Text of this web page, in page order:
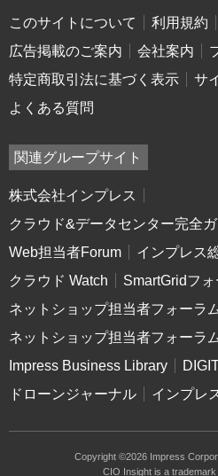
このサイトについて 利用規約
広告掲載のご案内
会社案内
特定商取引法に基づく表示
サ
よくある質問
関連グループサイト
株式会社インプレス
クラウド&データセンター完全
Web担当者Forum
インプレス
クラウド Watch
SmartGridフォ
ネットショップ担当者フォーラ
ネットショップ担当者フォーラ
Impress Business Library
ドローンジャーナル
インプレ
Copyright ©2026 Impress
CIO Insight is a trademark